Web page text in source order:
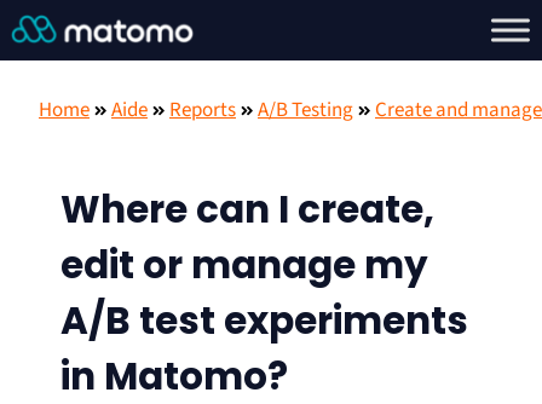
Home Aide Reports A/B Testing Create and manage
Where can I create,
edit or manage my
A/B test experiments
in Matomo?